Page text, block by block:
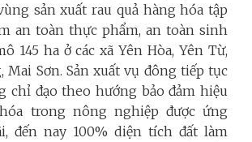
sản xuất rau quả hàng hóa tập
an toàn thực phẩm, an toàn sinh
145 ha ở các xã Yên Hòa, Yên Từ,
Mai Sơn. Sản xuất vụ đông tiếp tục
chỉ đạo theo hướng bảo đảm hiệu
trong nông nghiệp được ứng
đến nay 100% diện tích đất làm